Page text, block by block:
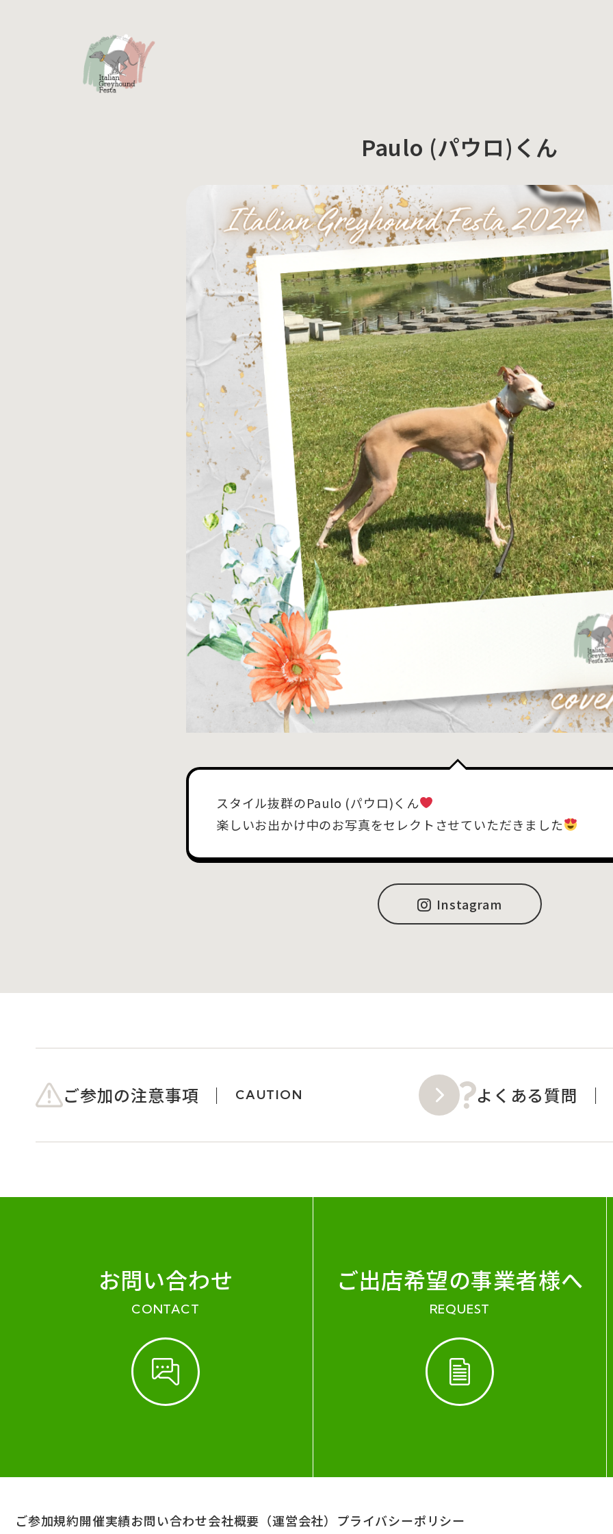
Paulo (パウロ)くん
スタイル抜群のPaulo (パウロ)くん
楽しいお出かけ中のお写真をセレクトさせていただきました
Instagram
ご参加の注意事項 CAUTION よくある質問
お問い合わせ
CONTACT
ご出店希望の事業者様へ
REQUEST
ご参加規約開催実績お問い合わせ会社概要（運営会社） プライバシーポリシー